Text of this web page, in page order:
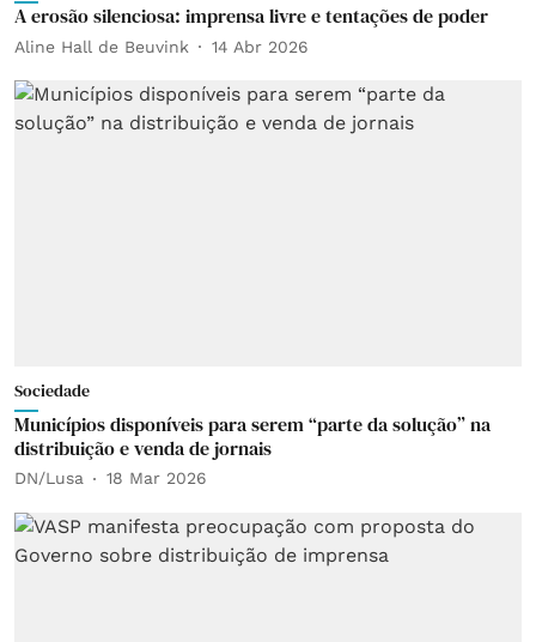
A erosão silenciosa: imprensa livre e tentações de poder
Aline Hall de Beuvink 14 Abr 2026
Sociedade
Municípios disponíveis para serem “parte da solução” na
distribuição e venda de jornais
DN/Lusa 18 Mar 2026